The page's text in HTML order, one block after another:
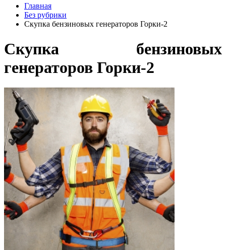
Главная
Без рубрики
Скупка бензиновых генераторов Горки-2
Скупка бензиновых
генераторов Горки-2